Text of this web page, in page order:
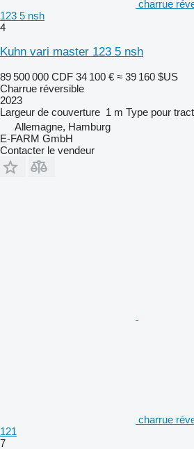
charrue
123 5 nsh
4
Kuhn vari master 123 5 nsh
89 500 000 CDF 34 100 € ≈ 39 160 $US
Charrue réversible
2023
Largeur de couverture 1 m Type pour
Allemagne, Hamburg
E-FARM GmbH
Contacter le vendeur
charrue
121
7